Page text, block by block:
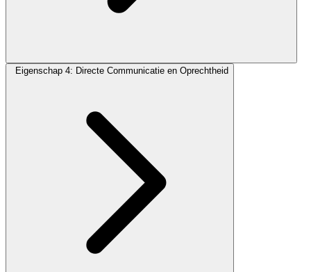
Eigenschap 4: Directe Communicatie en Oprechtheid